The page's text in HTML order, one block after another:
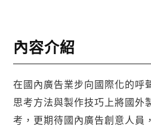
內容介紹
在國內廣告業步向國際化的呼
思考方法與製作技巧上將國外
考，更期待國內廣告創意人員